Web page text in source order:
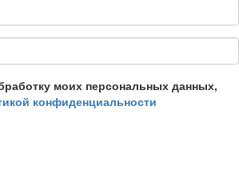
моих персональных данных,
конфиденциальности